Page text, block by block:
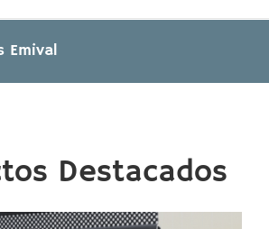
Emival
Destacados